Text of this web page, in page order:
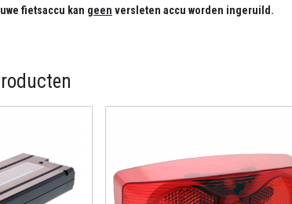
fietsaccu kan geen versleten accu worden ingeruild.